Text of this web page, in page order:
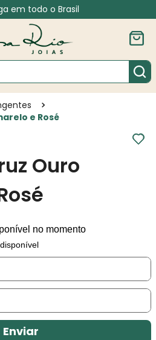
em todo o Brasil
e Rosé
Ouro
no momento
Enviar